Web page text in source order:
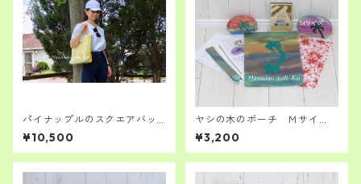
パイナップルのスクエアバッ
グ オシャレに持ちたい
¥10,500
ヤシの木のポーチ Ｍサイ
ズ ｵﾚﾝｼﾞと緑の夕焼け ハワ
イアンキルト キット 初級～
中級者さん向け
¥3,200